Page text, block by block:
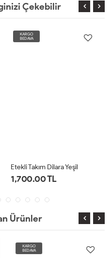
Çekebilir
KARGO
BEDAVA
Etekli Takım Dilara Yeşil
1,700.00 TL
Ürünler
KARGO
BEDAVA